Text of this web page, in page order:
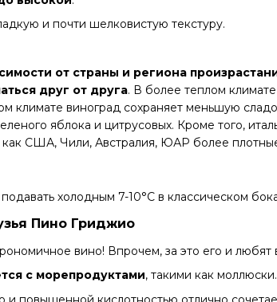
и почти шелковистую текстуру.
от страны и региона
друг от друга. В более теплом
климате виноград сохраняет меньшую
яблока и цитрусовых. Кроме того,
как США, Чили, Австралия, ЮАР более
холодным 7-10°С в классическом
Пино Гриджио
вино! Впрочем, за это его и любят
с морепродуктами, такими как